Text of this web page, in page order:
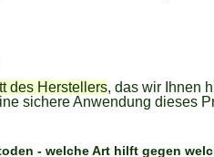
des Herstellers, das wir Ihnen
sichere Anwendung dieses
- welche Art hilft gegen